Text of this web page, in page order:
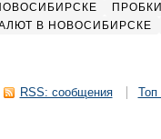
В НОВОСИБИРСКЕ
RSS: сообщения Топ